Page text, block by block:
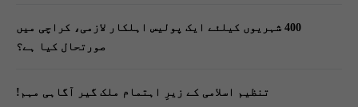
400 شہریوں کیلئے ایک پولیس اہلکار لازمی، کراچی میں
صورتحال کیا ہے؟
تنظیم اسلامی کے زیرِ اہتمام ملک گیر آگاہی مہم!